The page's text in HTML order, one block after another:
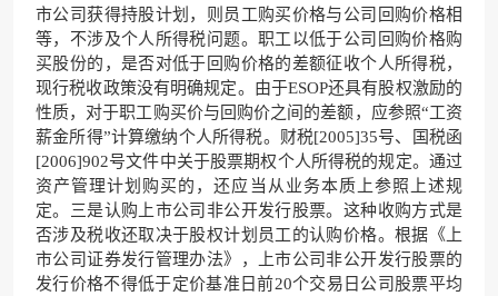
市公司获得持股计划，则员工购买价格与公司回购价格相
等，不涉及个人所得税问题。职工以低于公司回购价格购
买股份的，是否对低于回购价格的差额征收个人所得税，
现行税收政策没有明确规定。由于ESOP还具有股权激励的
性质，对于职工购买价与回购价之间的差额，应参照“工资
薪金所得”计算缴纳个人所得税。财税[2005]35号、国税函
[2006]902号文件中关于股票期权个人所得税的规定。通过
资产管理计划购买的，还应当从业务本质上参照上述规
定。三是认购上市公司非公开发行股票。这种收购方式是
否涉及税收还取决于股权计划员工的认购价格。根据《上
市公司证券发行管理办法》，上市公司非公开发行股票的
发行价格不得低于定价基准日前20个交易日公司股票平均